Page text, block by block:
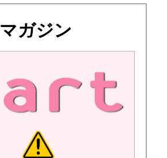
マガジン